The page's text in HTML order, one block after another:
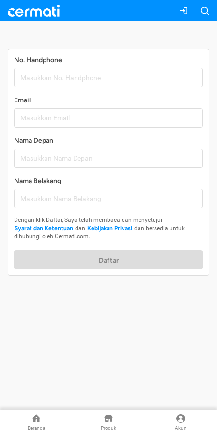
Beranda Produk Akun
No. Handphone
Email
Nama Depan
Nama Belakang
Dengan klik Daftar, Saya telah membaca dan menyetujui
Syarat dan Ketentuan dan Kebijakan Privasi dan bersedia untuk
dihubungi oleh Cermati.com.
Daftar